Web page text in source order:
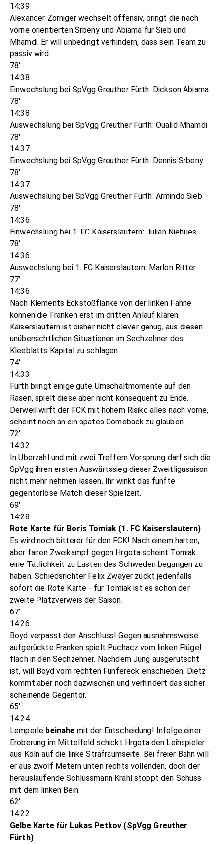
14:39
Alexander Zorniger wechselt offensiv, bringt die nach
vorne orientierten Srbeny und Abiama für Sieb und
Mhamdi. Er will unbedingt verhindern, dass sein Team zu
passiv wird.
78'
14:38
Einwechslung bei SpVgg Greuther Fürth: Dickson Abiama
78'
14:38
Auswechslung bei SpVgg Greuther Fürth: Oualid Mhamdi
78'
14:37
Einwechslung bei SpVgg Greuther Fürth: Dennis Srbeny
78'
14:37
Auswechslung bei SpVgg Greuther Fürth: Armindo Sieb
78'
14:36
Einwechslung bei 1. FC Kaiserslautern: Julian Niehues
78'
14:36
Auswechslung bei 1. FC Kaiserslautern: Marlon Ritter
77'
14:36
Nach Klements Eckstoßflanke von der linken Fahne
können die Franken erst im dritten Anlauf klären.
Kaiserslautern ist bisher nicht clever genug, aus diesen
unübersichtlichen Situationen im Sechzehner des
Kleeblatts Kapital zu schlagen.
74'
14:33
Fürth bringt einige gute Umschaltmomente auf den
Rasen, spielt diese aber nicht konsequent zu Ende.
Derweil wirft der FCK mit hohem Risiko alles nach vorne,
scheint noch an ein spätes Comeback zu glauben.
72'
14:32
In Überzahl und mit zwei Treffern Vorsprung darf sich die
SpVgg ihren ersten Auswärtssieg dieser Zweitligasaison
nicht mehr nehmen lassen. Ihr winkt das fünfte
gegentorlose Match dieser Spielzeit.
69'
14:28
Rote Karte für Boris Tomiak (1. FC Kaiserslautern)
Es wird noch bitterer für den FCK! Nach einem harten,
aber fairen Zweikampf gegen Hrgota scheint Tomiak
eine Tätlichkeit zu Lasten des Schweden begangen zu
haben. Schiedsrichter Felix Zwayer zückt jedenfalls
sofort die Rote Karte - für Tomiak ist es schon der
zweite Platzverweis der Saison.
67'
14:26
Boyd verpasst den Anschluss! Gegen ausnahmsweise
aufgerückte Franken spielt Puchacz vom linken Flügel
flach in den Sechzehner. Nachdem Jung ausgerutscht
ist, will Boyd vom rechten Fünfereck einschieben. Dietz
kommt aber noch dazwischen und verhindert das sicher
scheinende Gegentor.
65'
14:24
Lemperle beinahe mit der Entscheidung! Infolge einer
Eroberung im Mittelfeld schickt Hrgota den Leihspieler
aus Köln auf die linke Strafraumseite. Bei freier Bahn will
er aus zwölf Metern unten rechts vollenden, doch der
herauslaufende Schlussmann Krahl stoppt den Schuss
mit dem linken Bein.
62'
14:22
Gelbe Karte für Lukas Petkov (SpVgg Greuther
Fürth)